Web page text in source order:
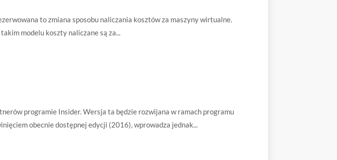
to zmiana sposobu naliczania kosztów za maszyny wirtualne.
modelu koszty naliczane są za...
programie Insider. Wersja ta będzie rozwijana w ramach programu
obecnie dostępnej edycji (2016), wprowadza jednak...